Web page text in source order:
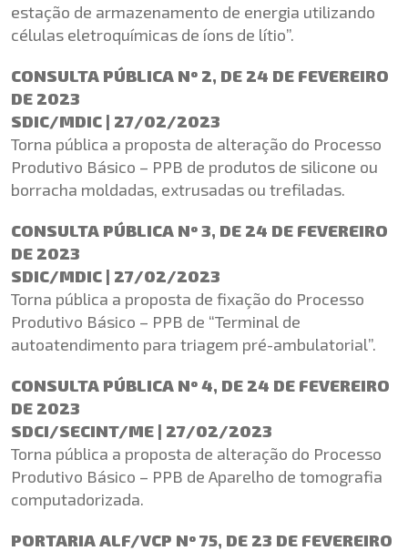
estação de armazenamento de energia utilizando
células eletroquímicas de íons de lítio”.
CONSULTA PÚBLICA Nº 2, DE 24 DE FEVEREIRO
DE 2023
SDIC/MDIC | 27/02/2023
Torna pública a proposta de alteração do Processo
Produtivo Básico – PPB de produtos de silicone ou
borracha moldadas, extrusadas ou trefiladas.
CONSULTA PÚBLICA Nº 3, DE 24 DE FEVEREIRO
DE 2023
SDIC/MDIC | 27/02/2023
Torna pública a proposta de fixação do Processo
Produtivo Básico – PPB de “Terminal de
autoatendimento para triagem pré-ambulatorial”.
CONSULTA PÚBLICA Nº 4, DE 24 DE FEVEREIRO
DE 2023
SDCI/SECINT/ME | 27/02/2023
Torna pública a proposta de alteração do Processo
Produtivo Básico – PPB de Aparelho de tomografia
computadorizada.
PORTARIA ALF/VCP Nº 75, DE 23 DE FEVEREIRO